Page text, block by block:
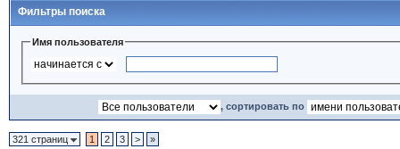
Фильтры поиска
Имя пользователя
, сортировать по
321 страниц 1 2 3 > »